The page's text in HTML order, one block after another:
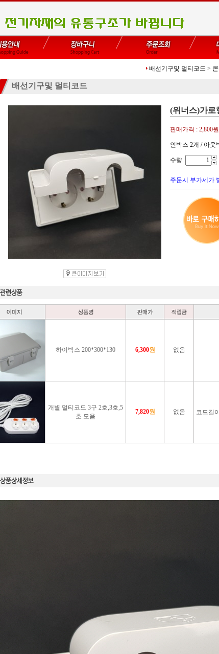
배선기구및 멀티코드 >
배선기구및 멀티코드
(위너스)가로
판매가격 : 2,800원
인박스 2개 / 아웃
수량
주문시 부가세가
하이박스 200*300*130 6,300원 없음
개별 멀티코드 3구 2호,3호,5
호 모음
7,820원 없음 코드길